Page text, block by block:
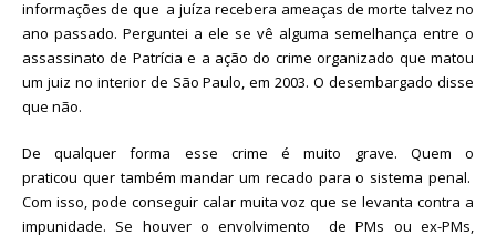
informações de que a juíza recebera ameaças de morte talvez no
ano passado. Perguntei a ele se vê alguma semelhança entre o
assassinato de Patrícia e a ação do crime organizado que matou
um juiz no interior de São Paulo, em 2003. O desembargado disse
que não.
De qualquer forma esse crime é muito grave. Quem o
praticou quer também mandar um recado para o sistema penal.
Com isso, pode conseguir calar muita voz que se levanta contra a
impunidade. Se houver o envolvimento de PMs ou ex-PMs,